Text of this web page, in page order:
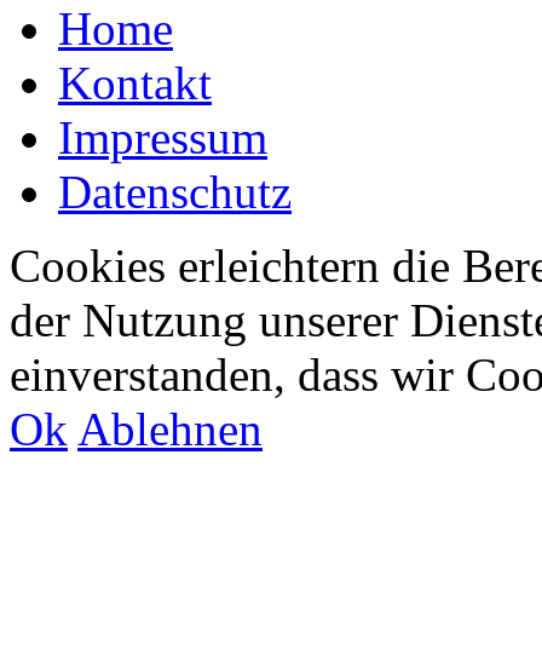
Home
Kontakt
Impressum
Datenschutz
Cookies erleichtern die
der Nutzung unserer
einverstanden, dass wir
Ok Ablehnen